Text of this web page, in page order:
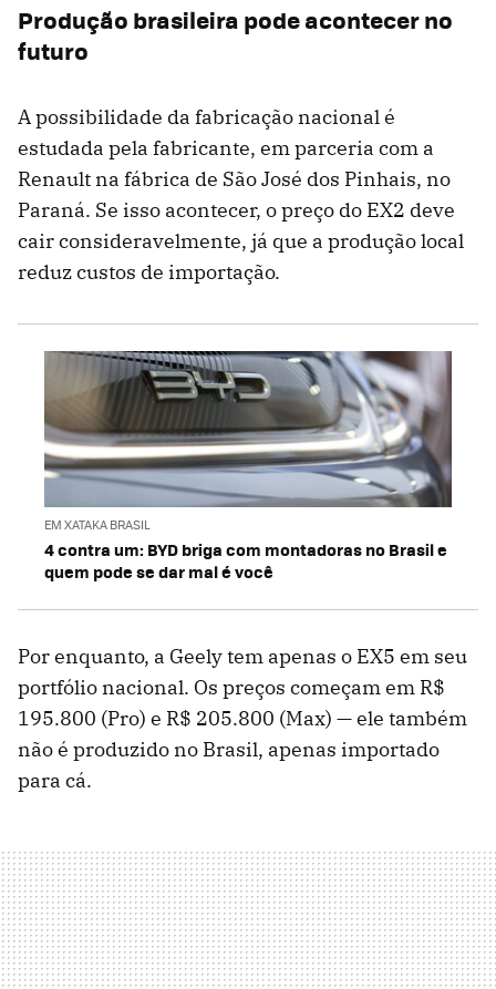
Produção brasileira pode acontecer no
futuro
A possibilidade da fabricação nacional é
estudada pela fabricante, em parceria com a
Renault na fábrica de São José dos Pinhais, no
Paraná. Se isso acontecer, o preço do EX2 deve
cair consideravelmente, já que a produção local
reduz custos de importação.
EM XATAKA BRASIL
4 contra um: BYD briga com montadoras no Brasil e
quem pode se dar mal é você
Por enquanto, a Geely tem apenas o EX5 em seu
portfólio nacional. Os preços começam em R$
195.800 (Pro) e R$ 205.800 (Max) — ele também
não é produzido no Brasil, apenas importado
para cá.